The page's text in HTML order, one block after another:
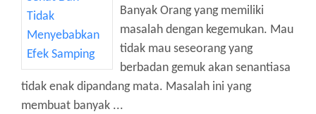
Banyak Orang yang memiliki
masalah dengan kegemukan. Mau
tidak mau seseorang yang
berbadan gemuk akan senantiasa
tidak enak dipandang mata. Masalah ini yang
membuat banyak ...